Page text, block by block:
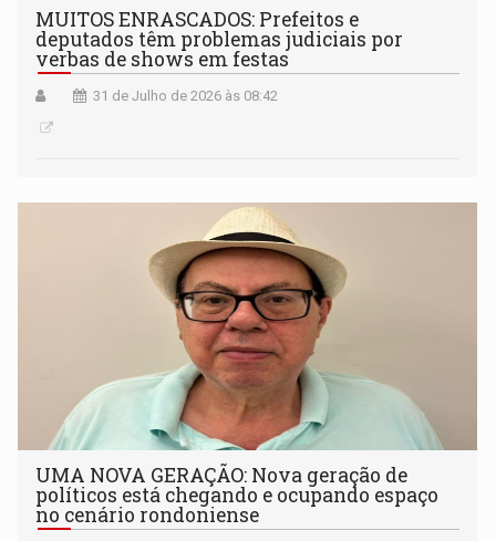
MUITOS ENRASCADOS: Prefeitos e
deputados têm problemas judiciais por
verbas de shows em festas
31 de Julho de 2026 às 08:42
UMA NOVA GERAÇÃO: Nova geração de
políticos está chegando e ocupando espaço
no cenário rondoniense